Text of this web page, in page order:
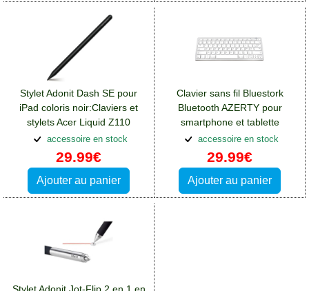
Stylet Adonit Dash SE pour
iPad coloris noir:Claviers et
stylets Acer Liquid Z110
accessoire en stock
29.99€
Ajouter au panier
Clavier sans fil Bluestork
Bluetooth AZERTY pour
smartphone et tablette
Apple:Claviers et stylets Acer
Liquid Z110
accessoire en stock
29.99€
Ajouter au panier